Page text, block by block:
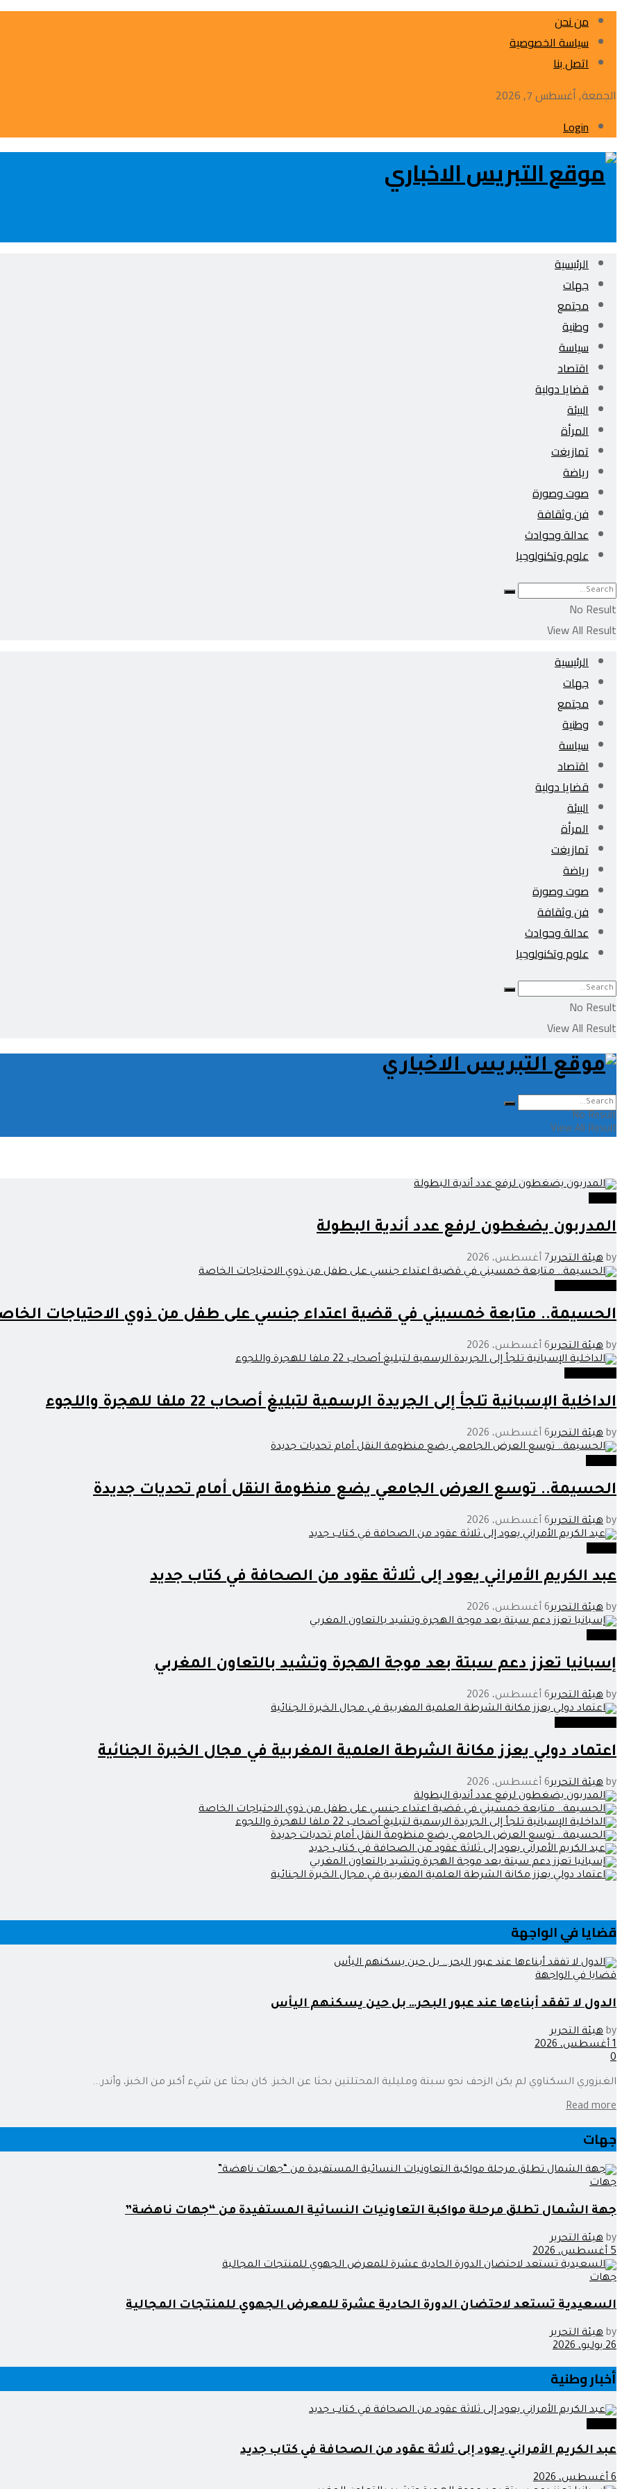
من نحن
سياسة الخصوصية
اتصل بنا
الجمعة, أغسطس 7, 2026
Login
الرئيسية
جهات
مجتمع
وطنية
سياسة
اقتصاد
قضايا دولية
البيئة
المرأة
تمازيغت
رياضة
صوت وصورة
فن وثقافة
عدالة وحوادث
علوم وتكنولوجيا
No Result
View All Result
الرئيسية
جهات
مجتمع
وطنية
سياسة
اقتصاد
قضايا دولية
البيئة
المرأة
تمازيغت
رياضة
صوت وصورة
فن وثقافة
عدالة وحوادث
علوم وتكنولوجيا
No Result
View All Result
No Result
View All Result
المدربون يضغطون لرفع عدد أندية البطولة
by هيئة التحرير7 أغسطس، 2026
الحسيمة.. متابعة خمسيني في قضية اعتداء جنسي على طفل من ذوي الاحتياجات
by هيئة التحرير6 أغسطس، 2026
الداخلية الإسبانية تلجأ إلى الجريدة الرسمية لتبليغ أصحاب 22 ملفا للهجرة واللجوء
by هيئة التحرير6 أغسطس، 2026
الحسيمة.. توسع العرض الجامعي يضع منظومة النقل أمام تحديات جديدة
by هيئة التحرير6 أغسطس، 2026
عبد الكريم الأمراني يعود إلى ثلاثة عقود من الصحافة في كتاب جديد
by هيئة التحرير6 أغسطس، 2026
إسبانيا تعزز دعم سبتة بعد موجة الهجرة وتشيد بالتعاون المغربي
by هيئة التحرير6 أغسطس، 2026
اعتماد دولي يعزز مكانة الشرطة العلمية المغربية في مجال الخبرة الجنائية
by هيئة التحرير6 أغسطس، 2026
قضايا في الواجهة
قضايا في الواجهة
الدول لا تفقد أبناءها عند عبور البحر… بل حين يسكنهم اليأس
by هيئة التحرير
1 أغسطس، 2026
0
الغبزوري السكناوي لم يكن الزحف نحو سبتة ومليلية المحتلتين بحثا عن الخبز. كان بحثا عن شيء أكبر من الخبز، وأندر...
Read more
جهات
جهات
جهة الشمال تطلق مرحلة مواكبة التعاونيات النسائية المستفيدة من “جهات ناهضة”
by هيئة التحرير
5 أغسطس، 2026
جهات
السعيدية تستعد لاحتضان الدورة الحادية عشرة للمعرض الجهوي للمنتجات المجالية
by هيئة التحرير
26 يوليو، 2026
أخبار وطنية
عبد الكريم الأمراني يعود إلى ثلاثة عقود من الصحافة في كتاب جديد
6 أغسطس، 2026